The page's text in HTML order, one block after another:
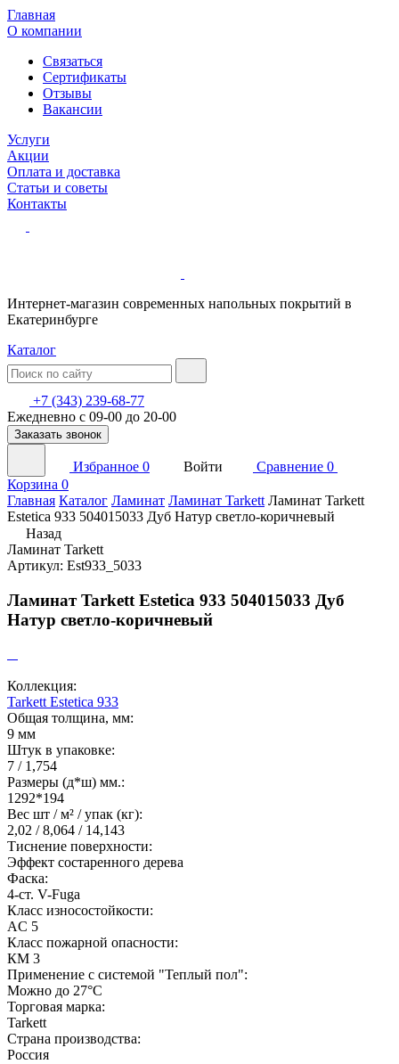
Главная
О компании
Связаться
Сертификаты
Отзывы
Вакансии
Услуги
Акции
Оплата и доставка
Статьи и советы
Контакты
Интернет-магазин современных напольных покрытий в
Екатеринбурге
Каталог
+7 (343) 239-68-77
Ежедневно с 09-00 до 20-00
Заказать звонок
Избранное 0 Войти Сравнение 0
Корзина 0
Главная Каталог Ламинат Ламинат Tarkett Ламинат Tarkett
Estetica 933 504015033 Дуб Натур светло-коричневый
Назад
Ламинат Tarkett
Артикул: Est933_5033
Ламинат Tarkett Estetica 933 504015033 Дуб
Натур светло-коричневый
Коллекция:
Tarkett Estetica 933
Общая толщина, мм:
9 мм
Штук в упаковке:
7 / 1,754
Размеры (д*ш) мм.:
1292*194
Вес шт / м² / упак (кг):
2,02 / 8,064 / 14,143
Тиснение поверхности:
Эффект состаренного дерева
Фаска:
4-ст. V-Fuga
Класс износостойкости:
AC 5
Класс пожарной опасности:
КМ 3
Применение с системой "Теплый пол":
Можно до 27°С
Торговая марка:
Tarkett
Страна производства:
Россия